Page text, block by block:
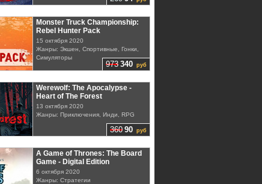
973 340 руб
Monster Truck Championship:
Rebel Hunter Pack
15 октября 2020
Жанры: Экшен, Спортивные, Гонки,
Симуляторы
360 90 руб
Werewolf: The Apocalypse -
Heart of The Forest
13 октября 2020
Жанры: Приключения, Инди, RPG
A Game of Thrones: The Board
Game - Digital Edition
6 октября 2020
Жанры: Стратегии